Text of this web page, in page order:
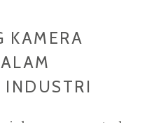
KAMERA
INDUSTRI